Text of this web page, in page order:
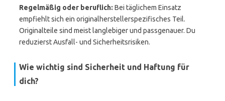
Regelmäßig oder beruflich: Bei täglichem Einsatz
empfiehlt sich ein originalherstellerspezifisches Teil.
Originalteile sind meist langlebiger und passgenauer. Du
reduzierst Ausfall- und Sicherheitsrisiken.
Wie wichtig sind Sicherheit und Haftung für
dich?